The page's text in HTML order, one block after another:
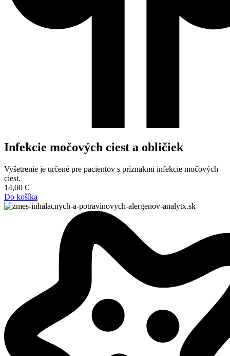
Infekcie močových ciest a obličiek
Vyšetrenie je určené pre pacientov s príznakmi infekcie močových
ciest.
14,00 €
Do košíka